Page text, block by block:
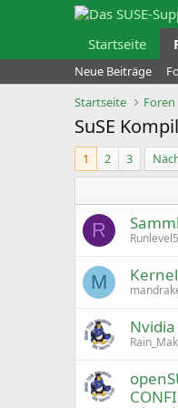
Startseite
Neue Beiträge
Startseite
Foren
SuSE
1 2 3
R Runlevel5
M